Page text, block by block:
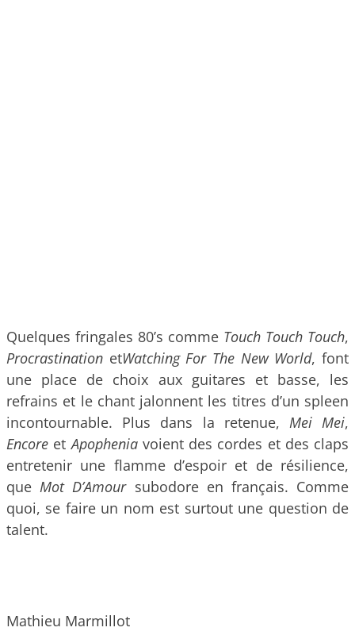
Quelques fringales 80’s comme Touch Touch Touch,
Procrastination etWatching For The New World, font
une place de choix aux guitares et basse, les
refrains et le chant jalonnent les titres d’un spleen
incontournable. Plus dans la retenue, Mei Mei,
Encore etApopheniavoient des cordes et des claps
entretenir une flamme d’espoir et de résilience,
queMot D’Amoursubodore en français. Comme
quoi, se faire un nom est surtout une question de
talent.
Mathieu Marmillot